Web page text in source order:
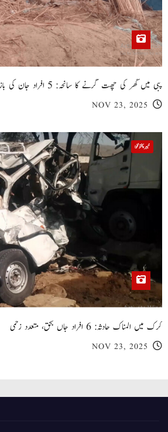
پبی میں گھر کی چھت گرنے کا سانحہ: 5 افراد جان کی بازی ہار گئے، 3 زخمی
NOV 23, 2025
خیبر پختونخوا
کرک میں المناک حادثہ: 6 افراد جاں بحق، متعدد زخمی
NOV 23, 2025